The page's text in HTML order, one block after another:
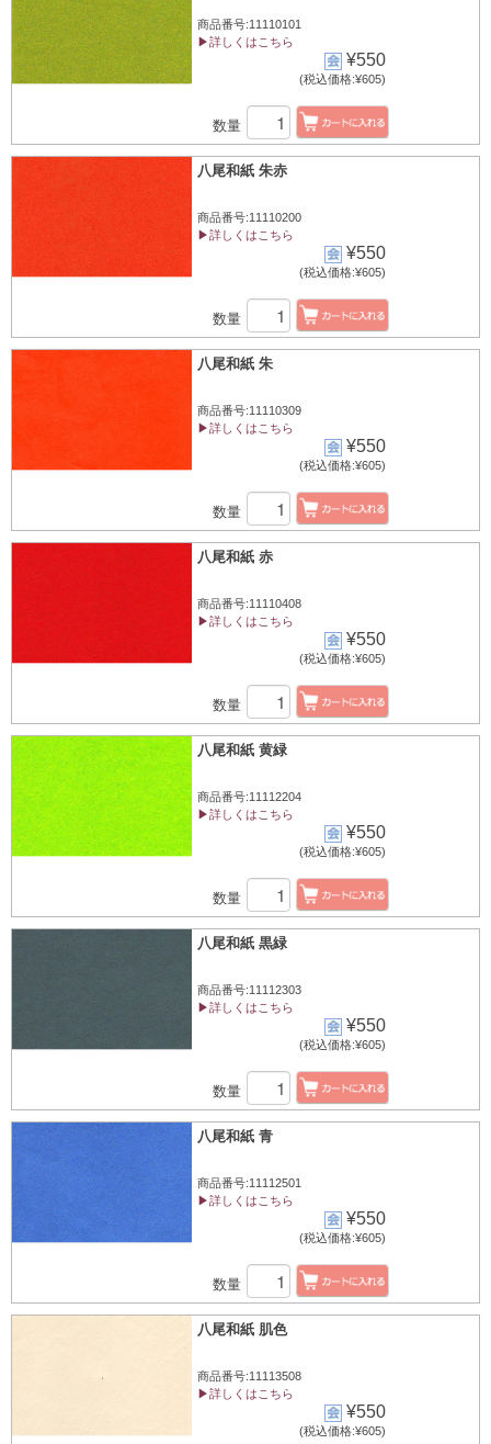
商品番号:11110101
▶詳しくはこちら
¥550
(税込価格:¥605)
数量
八尾和紙 朱赤
商品番号:11110200
▶詳しくはこちら
¥550
(税込価格:¥605)
数量
八尾和紙 朱
商品番号:11110309
▶詳しくはこちら
¥550
(税込価格:¥605)
数量
八尾和紙 赤
商品番号:11110408
▶詳しくはこちら
¥550
(税込価格:¥605)
数量
八尾和紙 黄緑
商品番号:11112204
▶詳しくはこちら
¥550
(税込価格:¥605)
数量
八尾和紙 黒緑
商品番号:11112303
▶詳しくはこちら
¥550
(税込価格:¥605)
数量
八尾和紙 青
商品番号:11112501
▶詳しくはこちら
¥550
(税込価格:¥605)
数量
八尾和紙 肌色
商品番号:11113508
▶詳しくはこちら
¥550
(税込価格:¥605)